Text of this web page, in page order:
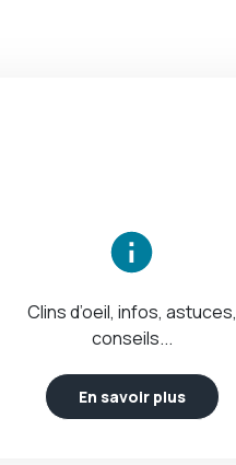
Clins d’oeil, infos, astuces,
conseils...
En savoir plus